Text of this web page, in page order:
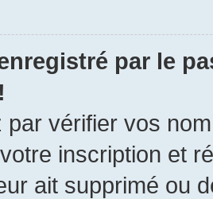
par le
vérifier vos
inscription et
ait supprimé ou